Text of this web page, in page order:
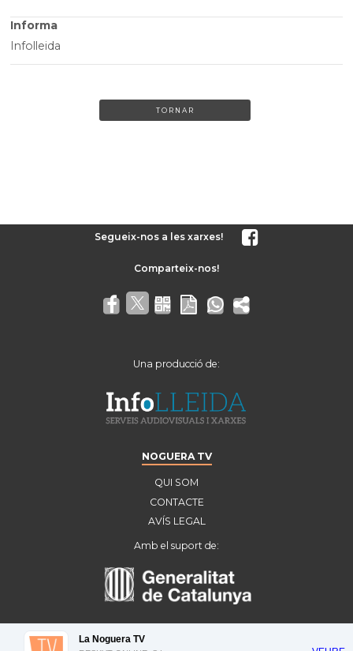
Informa
Infolleida
TORNAR
Segueix-nos a les xarxes!
Una producció de:
NOGUERA TV
QUI SOM
CONTACTE
AVÍS LEGAL
Amb el suport de:
La Noguera TV